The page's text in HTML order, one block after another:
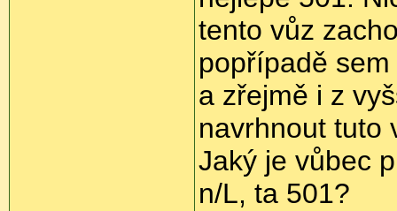
tento vůz
popřípadě
a zřejmě i z
navrhnout tuto
Jaký je vůbec
n/L, ta 501?